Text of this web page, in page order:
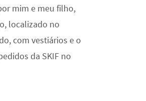
mim e meu filho,
localizado no
com vestiários e o
da SKIF no